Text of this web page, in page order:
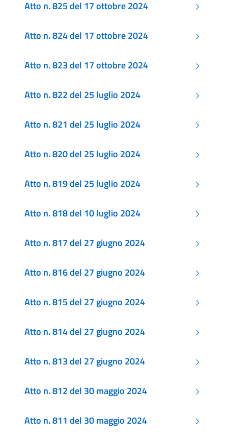
Atto n. 825 del 17 ottobre 2024
Atto n. 824 del 17 ottobre 2024
Atto n. 823 del 17 ottobre 2024
Atto n. 822 del 25 luglio 2024
Atto n. 821 del 25 luglio 2024
Atto n. 820 del 25 luglio 2024
Atto n. 819 del 25 luglio 2024
Atto n. 818 del 10 luglio 2024
Atto n. 817 del 27 giugno 2024
Atto n. 816 del 27 giugno 2024
Atto n. 815 del 27 giugno 2024
Atto n. 814 del 27 giugno 2024
Atto n. 813 del 27 giugno 2024
Atto n. 812 del 30 maggio 2024
Atto n. 811 del 30 maggio 2024